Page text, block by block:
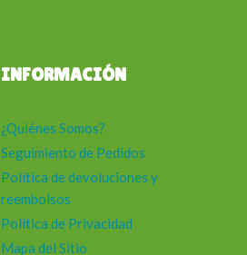
INFORMACIÓN
¿Quiénes Somos?
Seguimiento de Pedidos
Política de devoluciones y
reembolsos
Política de Privacidad
Mapa del Sitio